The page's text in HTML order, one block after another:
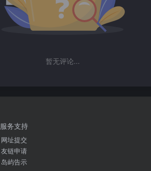
暂无评论...
服务支持
网址提交
友链申请
岛屿告示